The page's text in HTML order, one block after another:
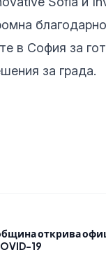
в София за
за града.
открива
19